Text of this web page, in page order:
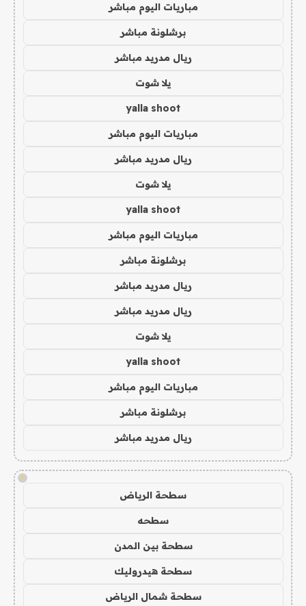
مباريات اليوم مباشر
برشلونة مباشر
ريال مدريد مباشر
يلا شوت
yalla shoot
مباريات اليوم مباشر
ريال مدريد مباشر
يلا شوت
yalla shoot
مباريات اليوم مباشر
برشلونة مباشر
ريال مدريد مباشر
ريال مدريد مباشر
يلا شوت
yalla shoot
مباريات اليوم مباشر
برشلونة مباشر
ريال مدريد مباشر
!
سطحة الرياض
سطحه
سطحة بين المدن
سطحة هيدروليك
سطحة شمال الرياض